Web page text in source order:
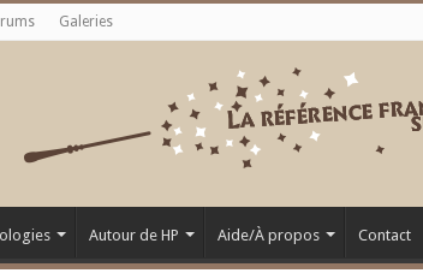
Galeries
Autour de HP Aide/À propos Contact